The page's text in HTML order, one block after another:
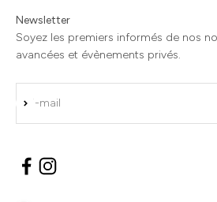
Newsletter
Soyez les premiers informés de nos
avancées et évènements privés.
E-mail
S'inscrire